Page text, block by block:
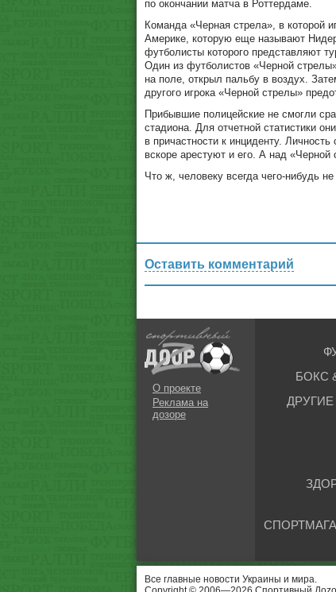
по окончании матча в Роттердаме.
Команда «Черная стрела», в которой
Америке, которую еще называют
футболисты которого представляют
Один из футболистов «Черной
на поле, открыл пальбу в воздух.
другого игрока «Черной стрелы»
Прибывшие полицейские не смогли
стадиона. Для отчетной статистики
в причастности к инциденту.
вскоре арестуют и его. А над «Черной
Что ж, человеку всегда чего-нибудь
Оставить комментарий
О проекте
Реклама на
дозоре
БОКС
Все главные новости Украины и мира.